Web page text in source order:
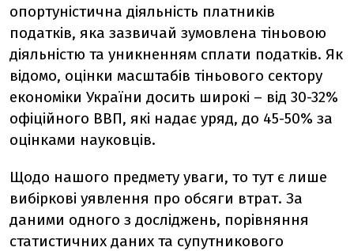
опортуністична діяльність платників
податків, яка зазвичай зумовлена тіньовою
діяльністю та уникненням сплати податків. Як
відомо, оцінки масштабів тіньового сектору
економіки України досить широкі – від 30-32%
офіційного ВВП, які надає уряд, до 45-50% за
оцінками науковців.
Щодо нашого предмету уваги, то тут є лише
вибіркові уявлення про обсяги втрат. За
даними одного з досліджень, порівняння
статистичних даних та супутникового